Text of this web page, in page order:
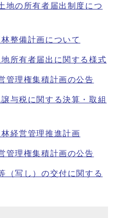
地の所有者届出制度につ
整備計画について
所有者届出に関する様式
管理権集積計画の公告
与税に関する決算・取組
経営管理推進計画
管理権集積計画の公告
（写し）の交付に関する